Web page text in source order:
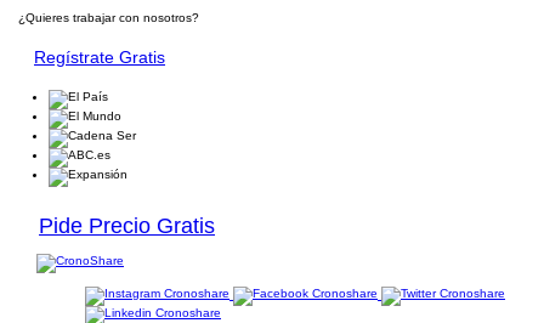
¿Quieres trabajar con nosotros?
Regístrate Gratis
Pide Precio Gratis